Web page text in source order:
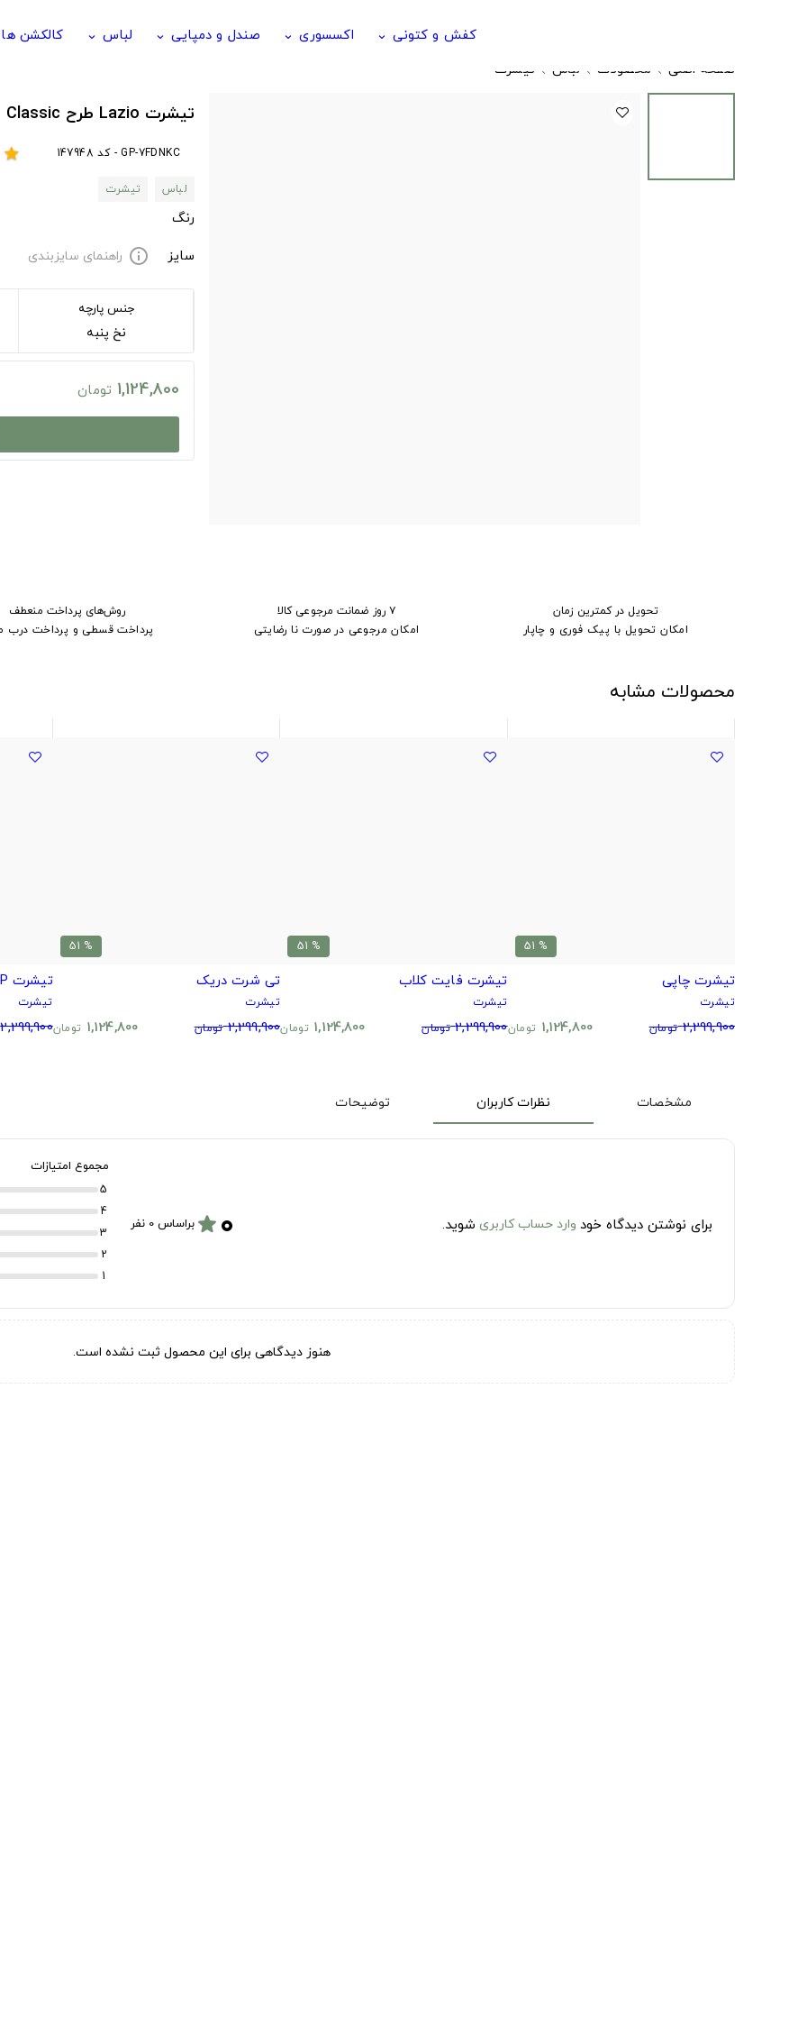
کفش و کتونی keyboard_arrow_down اکسسوری keyboard_arrow_down صندل و دمپایی keyboard_arrow_down لباس keyboard_arrow_down کالکشن ها
صفحه اصلی محصولات لباس تیشرت
تیشرت Lazio طرح Forza Lazio Classic
GP-7FDNKC - کد 147948 star
لباس
تیشرت
رنگ
سایز
info راهنمای سایزبندی
جنس پارچه
نخ پنبه
1,124,800 تومان
تحویل در کمترین زمان
امکان تحویل با پیک فوری و چاپار
۷ روز ضمانت مرجوعی کالا
امکان مرجوعی در صورت نا رضایتی
روش‌های پرداخت منعطف
پرداخت قسطی و پرداخت درب
محصولات مشابه
% 51
تیشرت چاپی
تیشرت
2,299,900 تومان 1,124,800 تومان
% 51
تیشرت فایت کلاب
تیشرت
2,299,900 تومان 1,124,800 تومان
% 51
تی شرت دریک
تیشرت
2,299,900 تومان 1,124,800 تومان
تیشرت RIP طرح بتمن مشکی سفید
تیشرت
2,299,900
مشخصات نظرات کاربران توضیحات
برای نوشتن دیدگاه خود وارد حساب کاربری شوید. ۰ starبراساس 0 نفر
مجموع امتیازات
5
4
3
2
1
هنوز دیدگاهی برای این محصول ثبت نشده است.